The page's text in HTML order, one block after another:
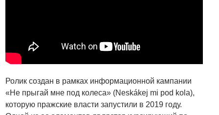
Ролик создан в рамках информационной кампании
«Не прыгай мне под колеса» (Neskákej mi pod kola),
которую пражские власти запустили в 2019 году.